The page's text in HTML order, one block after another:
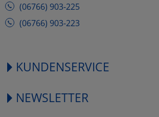
(06766) 903-225
(06766) 903-223
KUNDENSERVICE
NEWSLETTER